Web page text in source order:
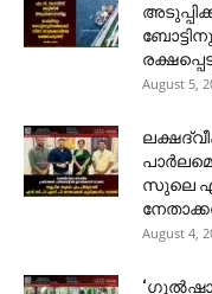
August 5,
സുലെ
August 4,